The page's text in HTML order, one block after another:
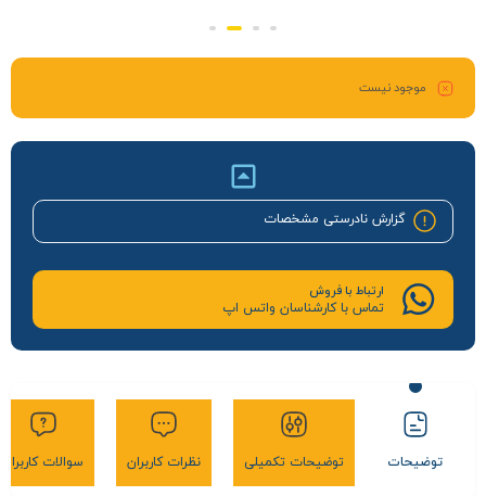
موجود نیست
گزارش نادرستی مشخصات
ارتباط با فروش
تماس با کارشناسان واتس اپ
توضیحات توضیحات تکمیلی نظرات کاربران سوالات کاربران